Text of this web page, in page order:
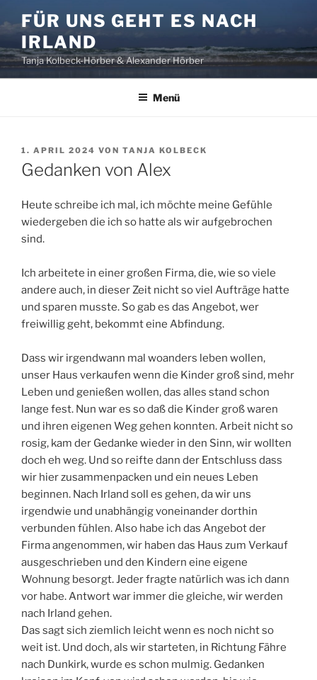
Inhalt
springen
FÜR UNS GEHT ES NACH
IRLAND
Tanja Kolbeck-Hörber & Alexander Hörber
Menü
VERÖFFENTLICHT
AM
1. APRIL 2024 VON TANJA KOLBECK
Gedanken von Alex
Heute schreibe ich mal, ich möchte meine Gefühle
wiedergeben die ich so hatte als wir aufgebrochen
sind.
Ich arbeitete in einer großen Firma, die, wie so viele
andere auch, in dieser Zeit nicht so viel Aufträge hatte
und sparen musste. So gab es das Angebot, wer
freiwillig geht, bekommt eine Abfindung.
Dass wir irgendwann mal woanders leben wollen,
unser Haus verkaufen wenn die Kinder groß sind, mehr
Leben und genießen wollen, das alles stand schon
lange fest. Nun war es so daß die Kinder groß waren
und ihren eigenen Weg gehen konnten. Arbeit nicht so
rosig, kam der Gedanke wieder in den Sinn, wir wollten
doch eh weg. Und so reifte dann der Entschluss dass
wir hier zusammenpacken und ein neues Leben
beginnen. Nach Irland soll es gehen, da wir uns
irgendwie und unabhängig voneinander dorthin
verbunden fühlen. Also habe ich das Angebot der
Firma angenommen, wir haben das Haus zum Verkauf
ausgeschrieben und den Kindern eine eigene
Wohnung besorgt. Jeder fragte natürlich was ich dann
vor habe. Antwort war immer die gleiche, wir werden
nach Irland gehen.
Das sagt sich ziemlich leicht wenn es noch nicht so
weit ist. Und doch, als wir starteten, in Richtung Fähre
nach Dunkirk, wurde es schon mulmig. Gedanken